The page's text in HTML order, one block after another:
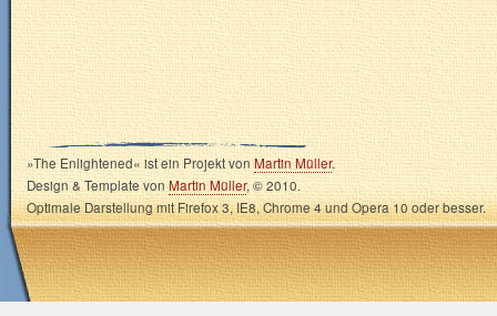
»The Enlightened« ist ein Projekt vonMartin Müller.
Design & Template vonMartin Müller, © 2010.
Optimale Darstellung mit Firefox 3, IE8, Chrome 4 und Opera 10 oder besser.